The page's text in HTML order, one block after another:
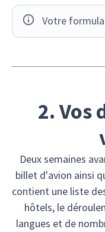
Votre
2. Vos
Deux semaines
billet d'avion ainsi
contient une liste
hôtels, le
langues et de